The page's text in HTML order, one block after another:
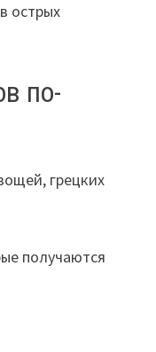
острых
по-
грецких